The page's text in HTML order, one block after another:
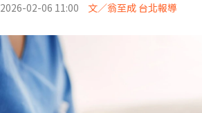
2026-02-06 11:00 文／翁至成 台北報導